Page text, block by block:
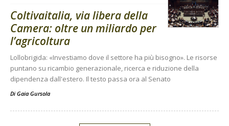
Coltivaitalia, via libera della
Camera: oltre un miliardo per
l’agricoltura
Lollobrigida: «Investiamo dove il settore ha più bisogno». Le risorse
puntano su ricambio generazionale, ricerca e riduzione della
dipendenza dall'estero. Il testo passa ora al Senato
Di Gaia Gursola